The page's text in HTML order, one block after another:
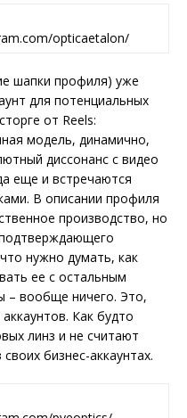
opticaetalon/
шапки профиля) уже
для потенциальных
от Reels:
модель, динамично,
диссонанс с видео
еще и встречаются
В описании профиля
производство, но
нужно думать, как
ее с остальным
– вообще ничего. Это,
Как будто
линз и не считают
бизнес-аккаунтах.